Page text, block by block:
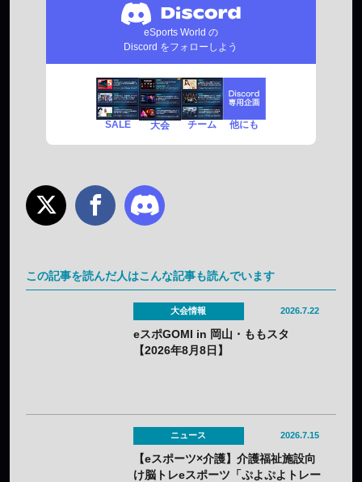
eSports World の
Discord をフォローしよう
SALE 大会 チーム 他にも
この記事を読んだ人はこんな記事も読んでいます
大会情報 2026.7.22
eスポGOMI in 岡山・ももスタ
【2026年8月8日】
ニュース 2026.7.15
【eスポーツ×介護】介護福祉施設向
け脳トレeスポーツ「ぷよぷよトレー